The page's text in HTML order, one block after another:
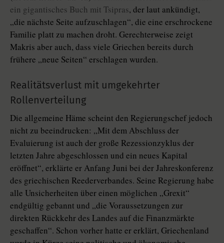
ein gigantisches Buch mit Tsipras, der laut ankündigt,
„die nächste Seite aufzuschlagen“, die eine erschrockene
Familie platt zu machen droht. Gerechterweise zeigt
Makris aber auch, dass viele Griechen bereits durch
frühere „neue Seiten“ erschlagen wurden.
Realitätsverlust mit umgekehrter
Rollenverteilung
Die allgemeine Häme scheint den Regierungschef jedoch
nicht zu beeindrucken: „Mit dem Abschluss der
Evaluierung ist auch der große Rezessionzyklus der
letzten Jahre abgeschlossen und ein neues Kapital
eröffnet“, erklärte er Anfang Juni bei der Jahreskonferenz
des griechischen Reederverbandes. Seine Regierung habe
alle Unsicherheiten über einen möglichen „Grexit“
endgültig gebannt und „die Voraussetzungen zur
direkten Rückkehr des Landes auf die Finanzmärkte
geschaffen“. Schon vorher hatte er erklärt, Griechenland